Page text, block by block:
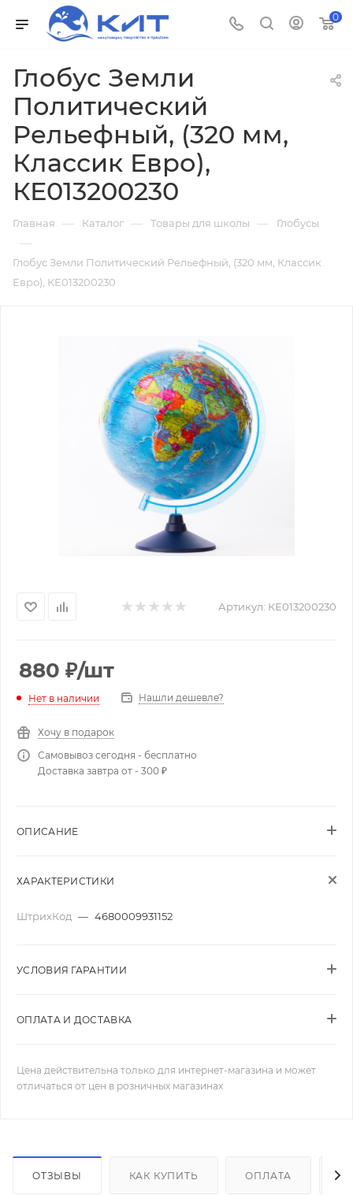
0
Глобус Земли
Политический
Рельефный, (320 мм,
Классик Евро),
КЕ013200230
Главная — Каталог — Товары для школы — Глобусы
—
Глобус Земли Политический Рельефный, (320 мм, Классик
Евро), КЕ013200230
Артикул: КЕ013200230
880 ₽/шт
Нет в наличии Нашли дешевле?
Хочу в подарок
Самовывоз сегодня - бесплатно
Доставка завтра от - 300 ₽
ОПИСАНИЕ
ХАРАКТЕРИСТИКИ
ШтрихКод — 4680009931152
УСЛОВИЯ ГАРАНТИИ
ОПЛАТА И ДОСТАВКА
Цена действительна только для интернет-магазина и может
отличаться от цен в розничных магазинах
ОТЗЫВЫ КАК КУПИТЬ ОПЛАТА